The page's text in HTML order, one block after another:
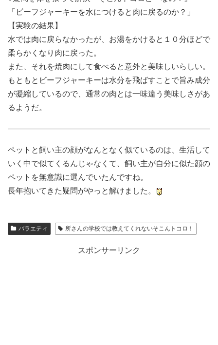
「ビーフジャーキーを水につけると肉に戻るのか？」
【実験の結果】
水では肉に戻らなかったが、お湯をかけると１０分ほどで
柔らかくなり肉に戻った。
また、それを焼肉にして食べると意外と美味しいらしい。
もともとビーフジャーキーは水分を飛ばすことで旨み成分
が凝縮しているので、通常の肉とは一味違う美味しさがあ
るようだ。
ペットと飼い主の顔がなんとなく似ているのは、生活して
いく中で似てくるんじゃなくて、飼い主が自分に似た顔の
ペットを無意識に選んでいたんですね。
長年抱いてきた疑問がやっと解けました。
バラエティ 所さんの学校では教えてくれないそこんトコロ！
スポンサーリンク